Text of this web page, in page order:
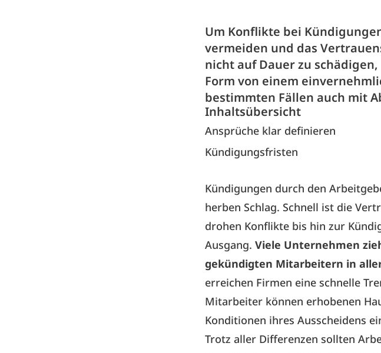
Um Konflikte bei
vermeiden und das
nicht auf Dauer zu
Form von einem
bestimmten Fällen auch mit
Inhaltsübersicht
Ansprüche klar definieren
Kündigungsfristen
Kündigungen durch den
herben Schlag. Schnell ist die
drohen Konflikte bis hin zur
Ausgang. Viele Unternehmen
gekündigten Mitarbeitern in
erreichen Firmen eine schnelle
Mitarbeiter können erhobenen
Konditionen ihres Ausscheidens
Trotz aller Differenzen sollten